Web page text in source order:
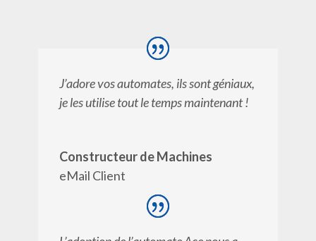
J’adore vos automates, ils sont géniaux,
je les utilise tout le temps maintenant !
Constructeur de Machines
eMail Client